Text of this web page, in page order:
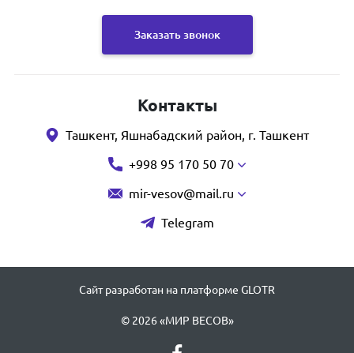
Заказать звонок
Контакты
Ташкент, Яшнабадский район, г. Ташкент
+998 95 170 50 70
mir-vesov@mail.ru
Telegram
Сайт разработан на платформе GLOTR
© 2026 «МИР ВЕСОВ»